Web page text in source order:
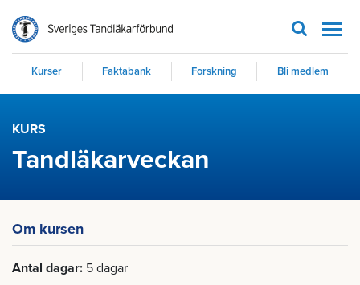
Kurser Faktabank Forskning Bli medlem
KURS
Tandläkarveckan
Om kursen
Antal dagar 5 dagar